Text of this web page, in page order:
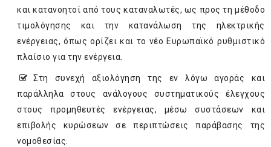
και κατανοητοί από τους καταναλωτές, ως προς τη μέθοδο
τιμολόγησης και την κατανάλωση της ηλεκτρικής
ενέργειας, όπως ορίζει και το νέο Ευρωπαϊκό ρυθμιστικό
πλαίσιο για την ενέργεια.
Στη συνεχή αξιολόγηση της εν λόγω αγοράς και
παράλληλα στους ανάλογους συστηματικούς έλεγχους
στους προμηθευτές ενέργειας, μέσω συστάσεων και
επιβολής κυρώσεων σε περιπτώσεις παράβασης της
νομοθεσίας.